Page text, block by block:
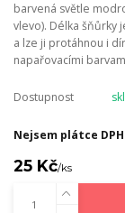
barvená světle
vlevo). Délka šňůrky
a lze ji protáhnou i
napařovacími
Dostupnost
Nejsem plátce DPH
25 Kč/ks